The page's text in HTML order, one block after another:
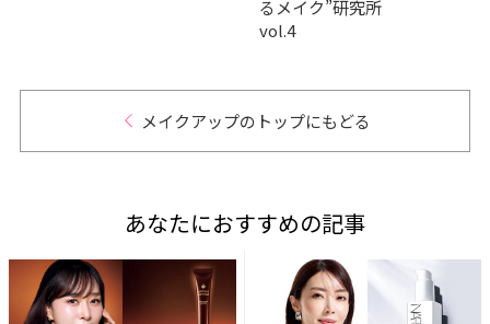
るメイク”研究所
vol.4
メイクアップのトップにもどる
あなたにおすすめの記事